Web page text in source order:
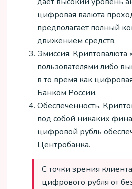
даёт высокий уровень
цифровая валюта
предполагает полный
движением средств.
Эмиссия. Криптовалюта
пользователями либо
в то время как
Банком России.
Обеспеченность.
под собой никаких
цифровой рубль
Центробанка.
С точки зрения
цифрового рубля от